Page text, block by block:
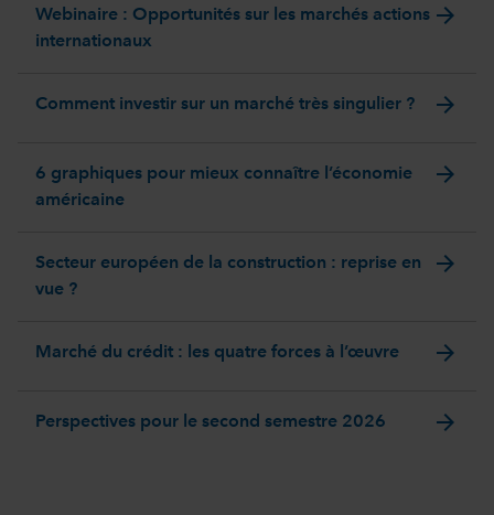
Webinaire : Opportunités sur les marchés actions
internationaux
arrow_forward
Comment investir sur un marché très singulier ? arrow_forward
6 graphiques pour mieux connaître l’économie
américaine
arrow_forward
Secteur européen de la construction : reprise en
vue ?
arrow_forward
Marché du crédit : les quatre forces à l’œuvre arrow_forward
Perspectives pour le second semestre 2026 arrow_forward